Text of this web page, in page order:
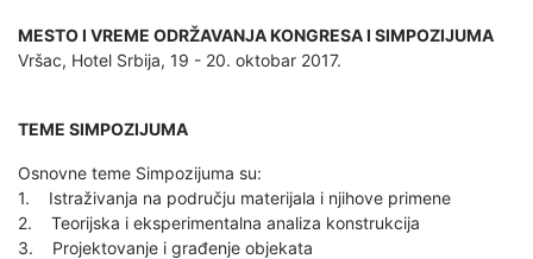
MESTO I VREME ODRŽAVANJA KONGRESA I SIMPOZIJUMA
Vršac, Hotel Srbija, 19 - 20. oktobar 2017.
TEME SIMPOZIJUMA
Osnovne teme Simpozijuma su:
1. Istraživanja na području materijala i njihove primene
2. Teorijska i eksperimentalna analiza konstrukcija
3. Projektovanje i građenje objekata